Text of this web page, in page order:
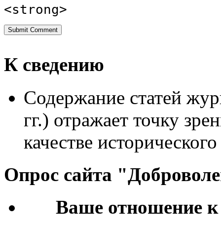
<strong>
К сведению
Содержание статей
гг.) отражает точку
качестве
Опрос сайта
Ваше отношение